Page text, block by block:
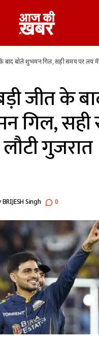
बाद बोले शुभमन गिल, सही समय पर लय में
जीत के
गिल,
गुजरात
BRIJESH Singh 0